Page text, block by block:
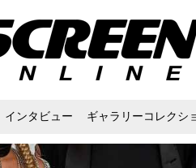
インタビュー ギャラリーコレクシ